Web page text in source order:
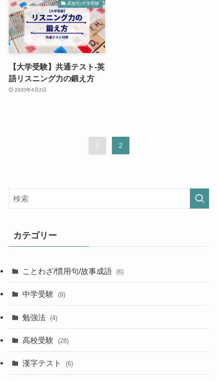
高校生/大学受験
【大学受験】共通テスト-英
語リスニング力の鍛え方
2020年4月2日
1 2
カテゴリー
ことわざ/慣用句/故事成語 (6)
中学受験 (9)
勉強法 (4)
高校受験 (28)
漢字テスト (6)